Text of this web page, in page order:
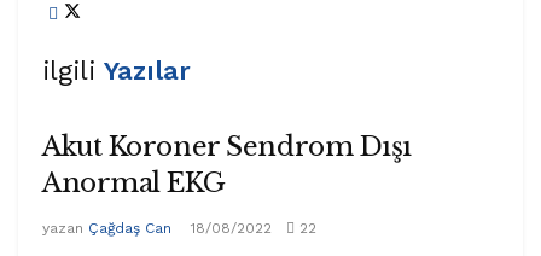
ilgili Yazılar
Akut Koroner Sendrom Dışı
Anormal EKG
yazan Çağdaş Can 18/08/2022 22